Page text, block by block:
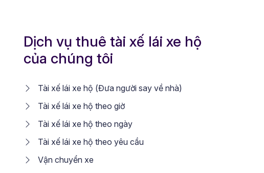
Dịch vụ thuê tài xế lái xe hộ
của chúng tôi
Tài xế lái xe hộ (Đưa người say về nhà)
Tài xế lái xe hộ theo giờ
Tài xế lái xe hộ theo ngày
Tài xế lái xe hộ theo yêu cầu
Vận chuyển xe